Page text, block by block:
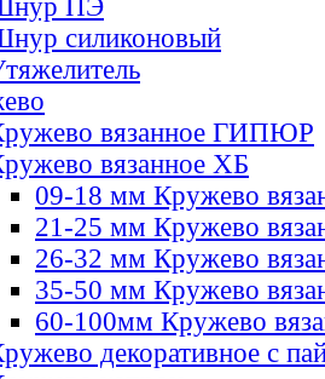
ПЭ
силиконовый
вязанное ГИПЮР
вязанное ХБ
09-18 мм Кружево
21-25 мм Кружево
26-32 мм Кружево
35-50 мм Кружево
60-100мм Кружево
декоративное с